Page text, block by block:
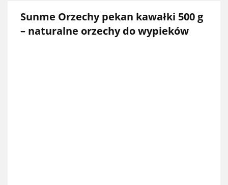
Sunme Orzechy pekan kawałki 500 g
– naturalne orzechy do wypieków